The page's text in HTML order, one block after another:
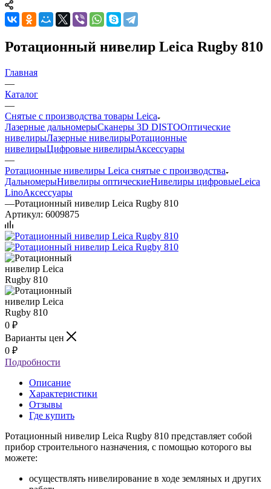
Ротационный нивелир Leica Rugby 810
Главная
—
Каталог
—
Снятые с производства товары Leica
Лазерные дальномерыСканеры 3D DISTOОптические
нивелирыЛазерные нивелирыРотационные
нивелирыЦифровые нивелирыАксессуары
—
Ротационные нивелиры Leica снятые с производства
ДальномерыНивелиры оптическиеНивелиры цифровыеLeica
LinoАксессуары
—Ротационный нивелир Leica Rugby 810
Артикул: 6009875
0 ₽
Варианты цен
0 ₽
Подробности
Описание
Характеристики
Отзывы
Где купить
Ротационный нивелир Leica Rugby 810 представляет собой
прибор строительного назначения, с помощью которого вы
можете:
осуществлять нивелирование в ходе земляных и других